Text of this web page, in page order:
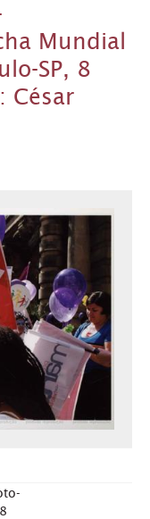
Mundial
SP, 8
César